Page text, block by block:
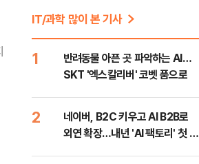
IT/과학 많이 본 기사
1
반려동물 아픈 곳 파악하는 AI…
SKT '엑스칼리버' 코벳 품으로
2
네이버, B2C 키우고 AI B2B로
외연 확장…내년 'AI 팩토리' 첫 매